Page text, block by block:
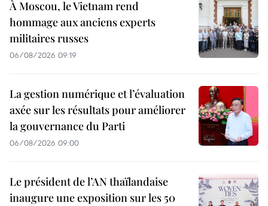
À Moscou, le Vietnam rend
hommage aux anciens experts
militaires russes
06/08/2026 09:19
La gestion numérique et l’évaluation
axée sur les résultats pour améliorer
la gouvernance du Parti
06/08/2026 09:00
Le président de l’AN thaïlandaise
inaugure une exposition sur les 50